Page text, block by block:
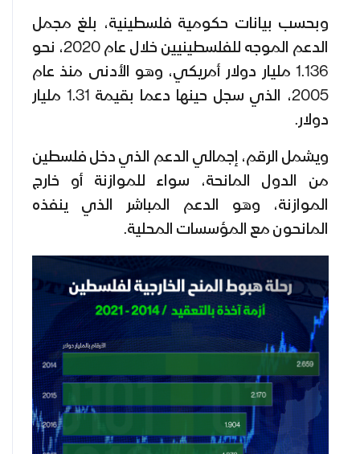
وبحسب بيانات حكومية فلسطينية، بلغ مجمل
الدعم الموجه للفلسطينيين خلال عام 2020، نحو
1.136 مليار دولار أمريكي، وهو الأدنى منذ عام
2005، الذي سجل حينها دعما بقيمة 1.31 مليار
دولار.
ويشمل الرقم، إجمالي الدعم الذي دخل فلسطين
من الدول المانحة، سواء للموازنة أو خارج
الموازنة، وهو الدعم المباشر الذي ينفذه
المانحون مع المؤسسات المحلية.